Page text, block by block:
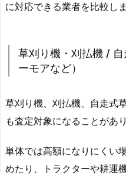
に対応できる業者を比較し
草刈り機・刈払機 /
ーモアなど）
草刈り機、刈払機、自走式
も査定対象になることがあり
単体では高額になりにくい
めたり、トラクターや耕運